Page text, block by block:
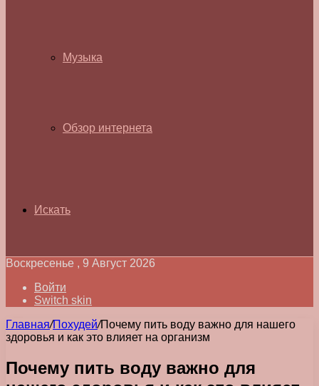
Музыка
Обзор интернета
Искать
Воскресенье , 9 Август 2026
Войти
Switch skin
Главная/Похудей/Почему пить воду важно для нашего
здоровья и как это влияет на организм
Почему пить воду важно для